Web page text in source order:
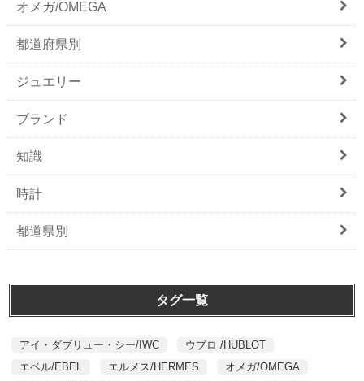
オメガ/OMEGA
都道府県別
ジュエリー
ブランド
知識
時計
都道県別
タグ一覧
アイ・ダブリュー・シー/IWC
ウブロ /HUBLOT
エベル/EBEL
エルメス/HERMES
オメガ/OMEGA